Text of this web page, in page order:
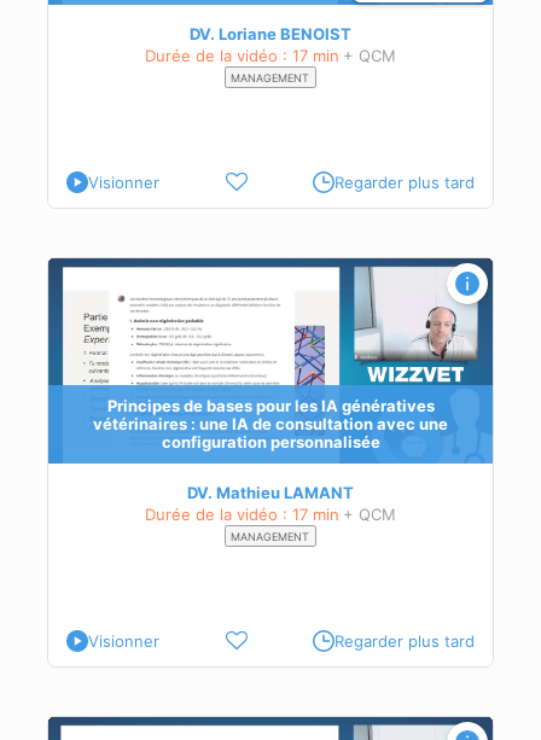
DV. Loriane BENOIST
Durée de la vidéo : 17 min + QCM
MANAGEMENT
Visionner Regarder plus tard
Principes de bases pour les IA génératives
vétérinaires : une IA de consultation avec une
configuration personnalisée
DV. Mathieu LAMANT
Durée de la vidéo : 17 min + QCM
MANAGEMENT
Visionner Regarder plus tard